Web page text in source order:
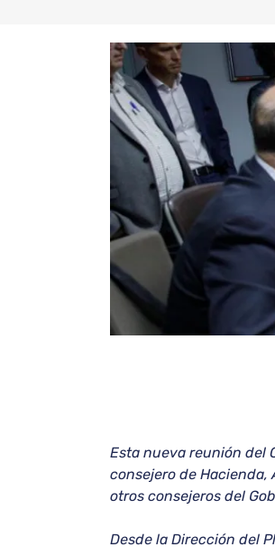
Esta nueva reunión del
consejero de
otros consejeros del
Desde la Dirección del